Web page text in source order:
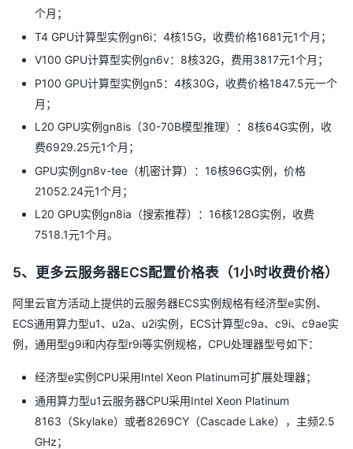
个月；
T4 GPU计算型实例gn6i：4核15G，收费价格1681元1个月；
V100 GPU计算型实例gn6v：8核32G，费用3817元1个月；
P100 GPU计算型实例gn5：4核30G，收费价格1847.5元一个
月；
L20 GPU实例gn8is（30-70B模型推理）：8核64G实例，收
费6929.25元1个月；
GPU实例gn8v-tee（机密计算）：16核96G实例，价格
21052.24元1个月；
L20 GPU实例gn8ia（搜索推荐）：16核128G实例，收费
7518.1元1个月。
5、更多云服务器ECS配置价格表（1小时收费价格）
阿里云官方活动上提供的云服务器ECS实例规格有经济型e实例、
ECS通用算力型u1、u2a、u2i实例，ECS计算型c9a、c9i、c9ae实
例，通用型g9i和内存型r9i等实例规格，CPU处理器型号如下：
经济型e实例CPU采用Intel Xeon Platinum可扩展处理器；
通用算力型u1云服务器CPU采用Intel Xeon Platinum
8163（Skylake）或者8269CY（Cascade Lake），主频2.5
GHz；